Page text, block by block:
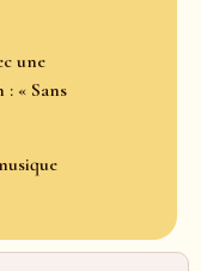
une
« Sans